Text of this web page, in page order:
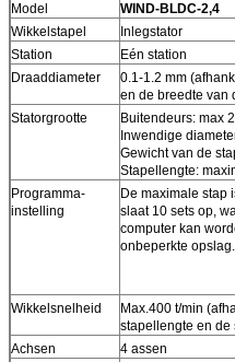
Model
WIND-BLDC-2,4
Wikkelstapel
Inlegstator
Station
Eén station
Draaddiameter
0.1-1.2 mm
en de breedte van
Statorgrootte
Buitendeurs: max
Inwendige
Gewicht van de
Stapellengte:
Programma-
instelling
De maximale stap
slaat 10 sets op,
computer kan
onbeperkte opslag.
Wikkelsnelheid
Max.400 t/min
stapellengte en de
Achsen
4 assen